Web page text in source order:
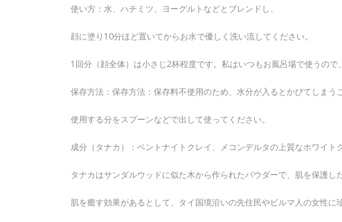
使い方：水、ハチミツ、ヨーグルトなどとブレンドし、
顔に塗り10分ほど置いてからお水で優しく洗い流してください。
1回分（顔全体）は小さじ2杯程度です。私はいつもお風呂場で使うので
保存方法：保存方法：保存料不使用のため、水分が入るとかびてしまう
使用する分をスプーンなどで出して使ってください。
成分（タナカ）：ベントナイトクレイ、メコンデルタの上質なホワイト
タナカはサンダルウッドに似た木から作られたパウダーで、肌を保護した
肌を癒す効果があるとして、タイ国境沿いの先住民やビルマ人の女性に